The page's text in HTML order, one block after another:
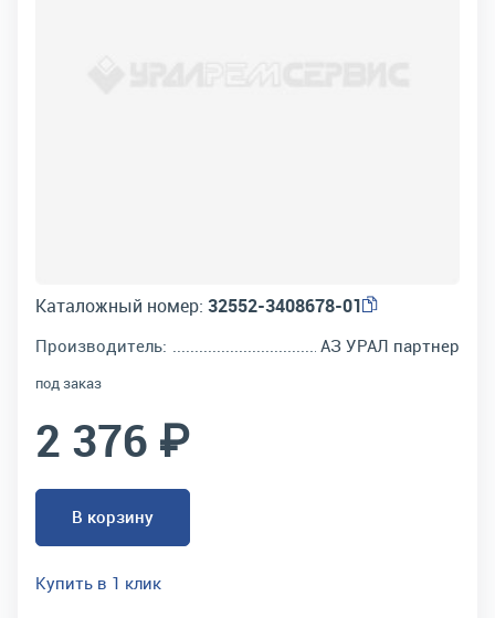
Каталожный номер: 32552-3408678-01
Производитель: АЗ УРАЛ партнер
под заказ
2 376 ₽
В корзину
Купить в 1 клик